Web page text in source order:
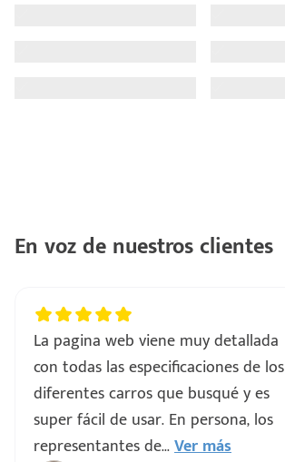
En voz de nuestros clientes
La pagina web viene muy detallada
con todas las especificaciones de los
diferentes carros que busqué y es
super fácil de usar. En persona, los
representantes de...Ver más